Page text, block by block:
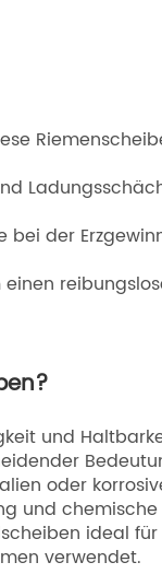
der
und
oder
und chemische
ideal
verwendet.